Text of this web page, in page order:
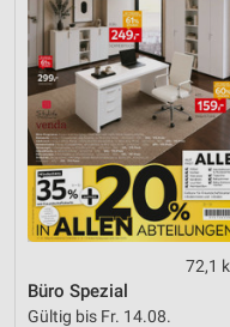
72,1
Büro Spezial
Gültig bis Fr. 14.08.